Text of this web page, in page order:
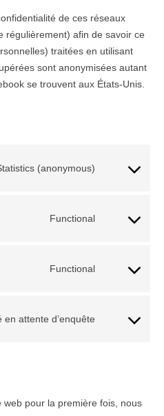
de ces réseaux
régulièrement) afin de savoir ce
traitées en utilisant
sont anonymisées autant
se trouvent aux États-Unis.
(anonymous)
Functional
Functional
en attente d’enquête
pour la première fois, nous